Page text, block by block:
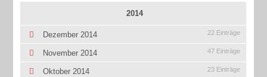
2014
Dezember 2014 22 Einträge
November 2014 47 Einträge
Oktober 2014 23 Einträge